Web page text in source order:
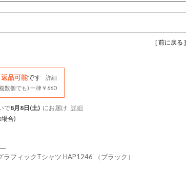
[ 前に戻る ]
品可能です
詳細
数個でも) 一律￥660
で8月8日(土) にお届け 詳細
合)
ラフィックTシャツ HAP1246 （ブラック）